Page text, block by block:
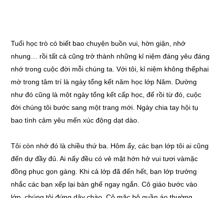
Tuổi học trò có biết bao chuyện buồn vui, hờn giận, nhớ
nhung… rồi tất cả cũng trở thành những kỉ niệm đáng yêu đáng
nhớ trong cuộc đời mỗi chúng ta. Với tôi, kỉ niệm không thểphai
mờ trong tâm trí là ngày tổng kết năm học lớp Năm. Dường
như đó cũng là một ngày tổng kết cấp học, để rồi từ đó, cuộc
đời chúng tôi bước sang một trang mới. Ngày chia tay hội tụ
bao tình cảm yêu mến xúc động dạt dào.
Tôi còn nhớ đó là chiều thứ ba. Hôm ấy, các bạn lớp tôi ai cũng
đến dự đầy đủ. Ai nấy đều có vẻ mặt hớn hở vui tươi vàmặc
đồng phục gọn gàng. Khi cả lớp đã đến hết, bạn lớp trưởng
nhắc các bạn xếp lại bàn ghế ngay ngắn. Cô giáo bước vào